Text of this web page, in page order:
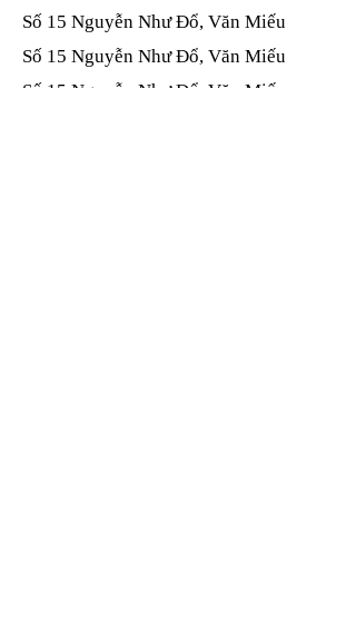
Số 15 Nguyễn Như Đổ, Văn Miếu​​​​
Số 15 Nguyễn Như Đổ, Văn Miếu​​​​
Số 15 Nguyễn Như Đổ, Văn Miếu​​​​